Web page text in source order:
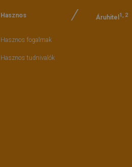
Hasznos
Hasznos fogalmak
Hasznos tudnivalók
Áruhitel 1, 2